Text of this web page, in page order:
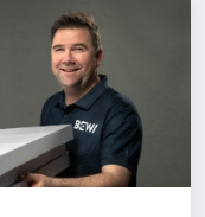
2026